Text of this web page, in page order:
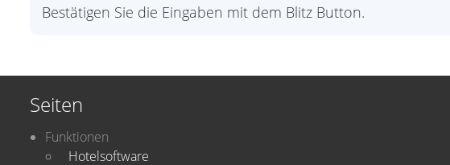
Bestätigen Sie die Eingaben mit dem Blitz Button.
Seiten
Funktionen
Hotelsoftware